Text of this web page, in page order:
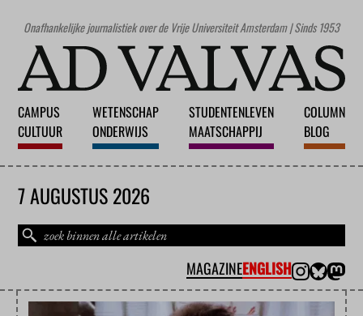
Onafhankelijke journalistiek over de Vrije Universiteit Amsterdam | Sinds 1953
CAMPUS
CULTUUR
WETENSCHAP
ONDERWIJS
STUDENTENLEVEN
MAATSCHAPPIJ
COLUMN
BLOG
7 AUGUSTUS 2026
MAGAZINEENGLISH